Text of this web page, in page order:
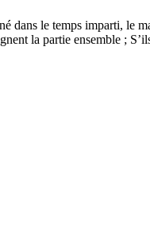
dans le temps imparti, le
la partie ensemble ;